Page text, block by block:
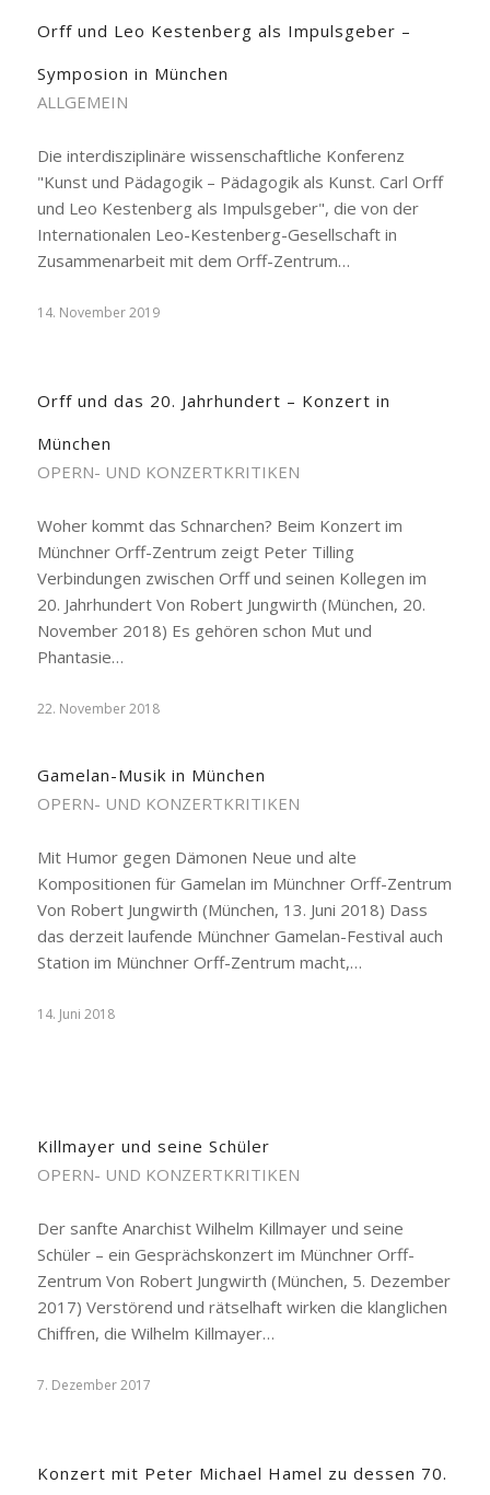
Orff und Leo Kestenberg als Impulsgeber –
Symposion in München
ALLGEMEIN
Die interdisziplinäre wissenschaftliche Konferenz
"Kunst und Pädagogik – Pädagogik als Kunst. Carl Orff
und Leo Kestenberg als Impulsgeber", die von der
Internationalen Leo-Kestenberg-Gesellschaft in
Zusammenarbeit mit dem Orff-Zentrum…
14. November 2019
Orff und das 20. Jahrhundert – Konzert in
München
OPERN- UND KONZERTKRITIKEN
Woher kommt das Schnarchen? Beim Konzert im
Münchner Orff-Zentrum zeigt Peter Tilling
Verbindungen zwischen Orff und seinen Kollegen im
20. Jahrhundert Von Robert Jungwirth (München, 20.
November 2018) Es gehören schon Mut und
Phantasie…
22. November 2018
Gamelan-Musik in München
OPERN- UND KONZERTKRITIKEN
Mit Humor gegen Dämonen Neue und alte
Kompositionen für Gamelan im Münchner Orff-Zentrum
Von Robert Jungwirth (München, 13. Juni 2018) Dass
das derzeit laufende Münchner Gamelan-Festival auch
Station im Münchner Orff-Zentrum macht,…
14. Juni 2018
Killmayer und seine Schüler
OPERN- UND KONZERTKRITIKEN
Der sanfte Anarchist Wilhelm Killmayer und seine
Schüler – ein Gesprächskonzert im Münchner Orff-
Zentrum Von Robert Jungwirth (München, 5. Dezember
2017) Verstörend und rätselhaft wirken die klanglichen
Chiffren, die Wilhelm Killmayer…
7. Dezember 2017
Konzert mit Peter Michael Hamel zu dessen 70.